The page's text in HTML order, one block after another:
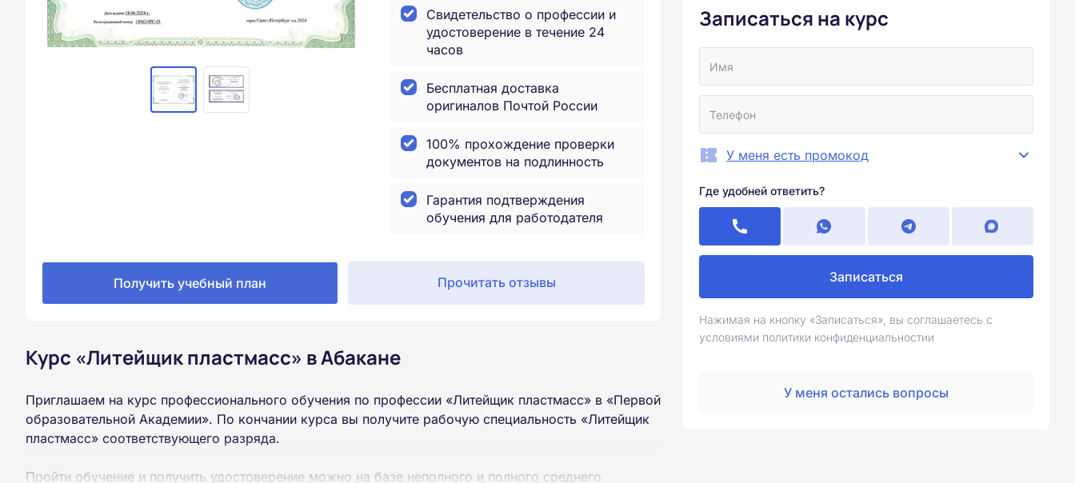
Свидетельство о профессии и
удостоверение в течение 24
часов
Бесплатная доставка
оригиналов Почтой России
100% прохождение проверки
документов на подлинность
Гарантия подтверждения
обучения для работодателя
Получить учебный план Прочитать отзывы
Курс «Литейщик пластмасс» в Абакане
Приглашаем на курс профессионального обучения по профессии «Литейщик пластмасс» в «Первой
образовательной Академии». По кончании курса вы получите рабочую специальность «Литейщик
пластмасс» соответствующего разряда.
Пройти обучение и получить удостоверение можно на базе неполного и полного среднего
Записаться на курс
У меня есть промокод
Где удобней ответить?
Записаться
Нажимая на кнопку «Записаться», вы соглашаетесь с
условиями политики конфиденциальностии
У меня остались вопросы